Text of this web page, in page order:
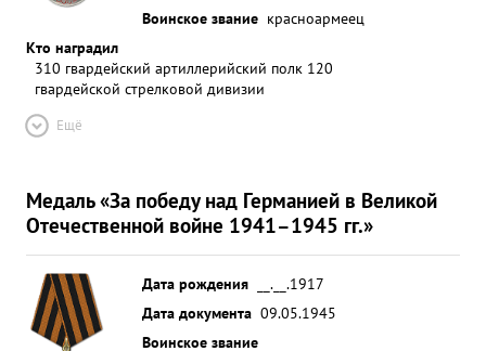
Воинское звание красноармеец
Кто наградил
310 гвардейский артиллерийский полк 120
гвардейской стрелковой дивизии
Ещё
Медаль «За победу над Германией в Великой
Отечественной войне 1941–1945 гг.»
Дата рождения
__.__.1917
Дата документа 09.05.1945
Воинское звание